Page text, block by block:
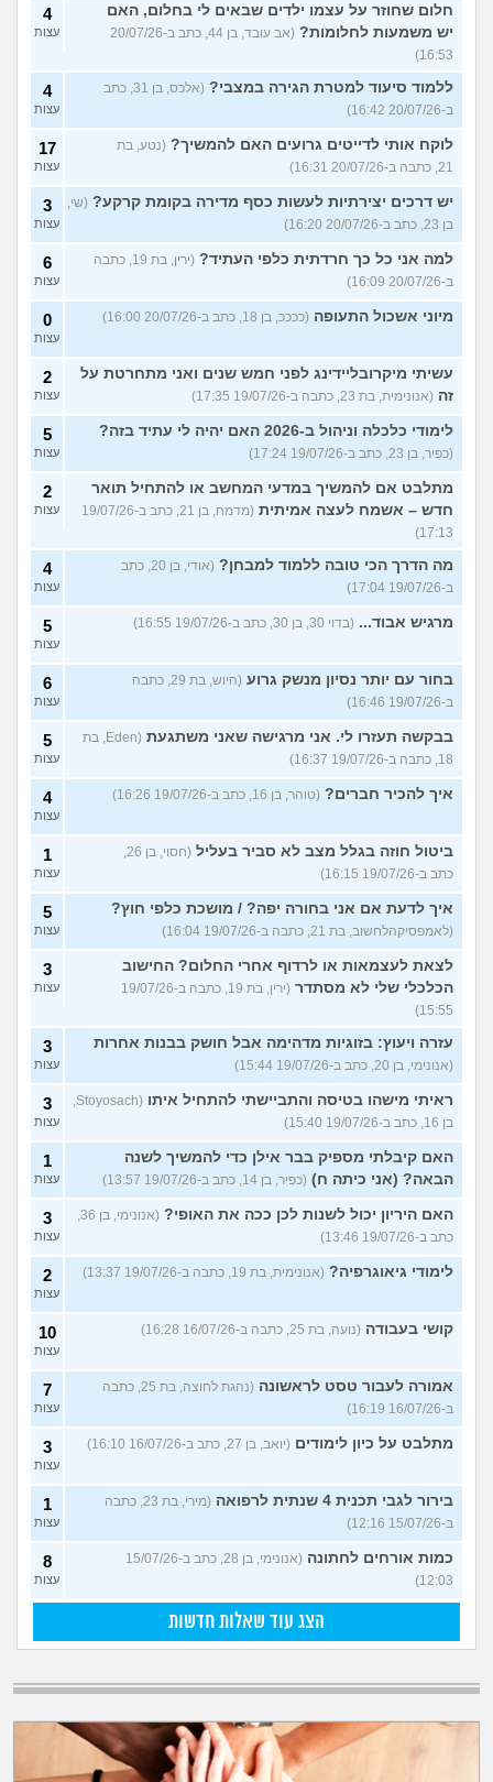
חלום שחוזר על עצמו ילדים שבאים לי בחלום, האם
יש משמעות לחלומות?
(אב עובד, בן 44, כתב ב-20/07/26
16:53)
4
עצות
ללמוד סיעוד למטרת הגירה במצבי?
(אלכס, בן 31, כתב
ב-20/07/26 16:42)
4
עצות
לוקח אותי לדייטים גרועים האם להמשיך? (נטע, בת
21, כתבה ב-20/07/26 16:31)
17
עצות
יש דרכים יצירתיות לעשות כסף מדירה בקומת קרקע? (שי,
בן 23, כתב ב-20/07/26 16:20)
3
עצות
למה אני כל כך חרדתית כלפי העתיד?
(ירין, בת 19, כתבה
ב-20/07/26 16:09)
6
עצות
מיוני אשכול התעופה (ככככ, בן 18, כתב ב-20/07/26 16:00) 0
עצות
עשיתי מיקרובליידינג לפני חמש שנים ואני מתחרטת על
זה (אנונימית, בת 23, כתבה ב-19/07/26 17:35)
2
עצות
לימודי כלכלה וניהול ב-2026 האם יהיה לי עתיד בזה?
(כפיר, בן 23, כתב ב-19/07/26 17:24)
5
עצות
מתלבט אם להמשיך במדעי המחשב או להתחיל תואר
חדש – אשמח לעצה אמיתית
(מדמח, בן 21, כתב ב-19/07/26
17:13)
2
עצות
מה הדרך הכי טובה ללמוד למבחן?
(אודי, בן 20, כתב
ב-19/07/26 17:04)
4
עצות
מרגיש אבוד... (בדוי 30, בן 30, כתב ב-19/07/26 16:55) 5
עצות
בחור עם יותר נסיון מנשק גרוע
(היוש, בת 29, כתבה
ב-19/07/26 16:46)
6
עצות
בבקשה תעזרו לי. אני מרגישה שאני משתגעת
(Eden, בת
18, כתבה ב-19/07/26 16:37)
5
עצות
איך להכיר חברים? (טוהר, בן 16, כתב ב-19/07/26 16:26) 4
עצות
ביטול חוזה בגלל מצב לא סביר בעליל
כתב ב-19/07/26 16:15)
1
עצות
איך לדעת אם אני בחורה יפה? / מושכת כלפי חוץ?
(לאמפסיקהלחשוב, בת 21, כתבה ב-19/07/26 16:04)
5
עצות
לצאת לעצמאות או לרדוף אחרי החלום? החישוב
הכלכלי שלי לא מסתדר
(ירין, בת 19, כתבה ב-19/07/26
15:55)
3
עצות
עזרה ויעוץ: בזוגיות מדהימה אבל חושק בבנות אחרות
(אנונימי, בן 20, כתב ב-19/07/26 15:44)
3
עצות
ראיתי מישהו בטיסה והתביישתי להתחיל איתו
בן 16, כתב ב-19/07/26 15:40)
3
עצות
האם קיבלתי מספיק בבר אילן כדי להמשיך לשנה
הבאה? (אני כיתה ח) (כפיר, בן 14, כתב ב-19/07/26 13:57)
1
עצות
האם היריון יכול לשנות לכן ככה את האופי?
כתב ב-19/07/26 13:46)
3
עצות
לימודי גיאוגרפיה? (אנונימית, בת 19, כתבה ב-19/07/26 13:37) 2
עצות
קושי בעבודה (נועה, בת 25, כתבה ב-16/07/26 16:28) 10
עצות
אמורה לעבור טסט לראשונה
(נהגת לחוצה, בת 25, כתבה
ב-16/07/26 16:19)
7
עצות
מתלבט על כיון לימודים (יואב, בן 27, כתב ב-16/07/26 16:10) 3
עצות
בירור לגבי תכנית 4 שנתית לרפואה
(מירי, בת 23, כתבה
ב-15/07/26 12:16)
1
עצות
כמות אורחים לחתונה
(אנונימי, בן 28, כתב ב-15/07/26
12:03)
8
עצות
הצג עוד שאלות חדשות